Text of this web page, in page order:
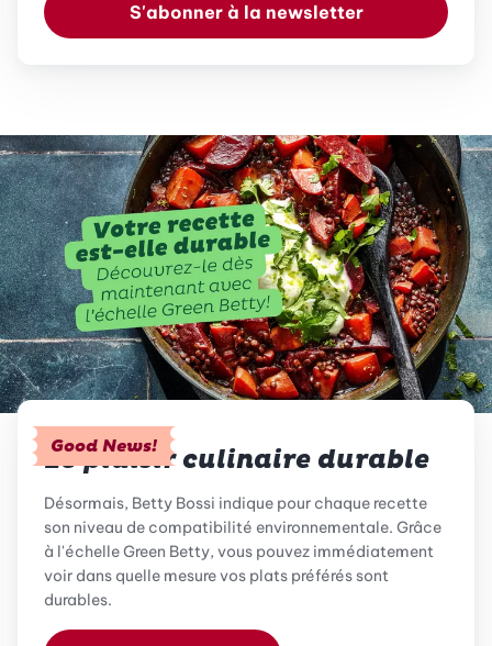
S'abonner à la newsletter
Good News!
Le plaisir culinaire durable
Désormais, Betty Bossi indique pour chaque recette
son niveau de compatibilité environnementale. Grâce
à l'échelle Green Betty, vous pouvez immédiatement
voir dans quelle mesure vos plats préférés sont
durables.